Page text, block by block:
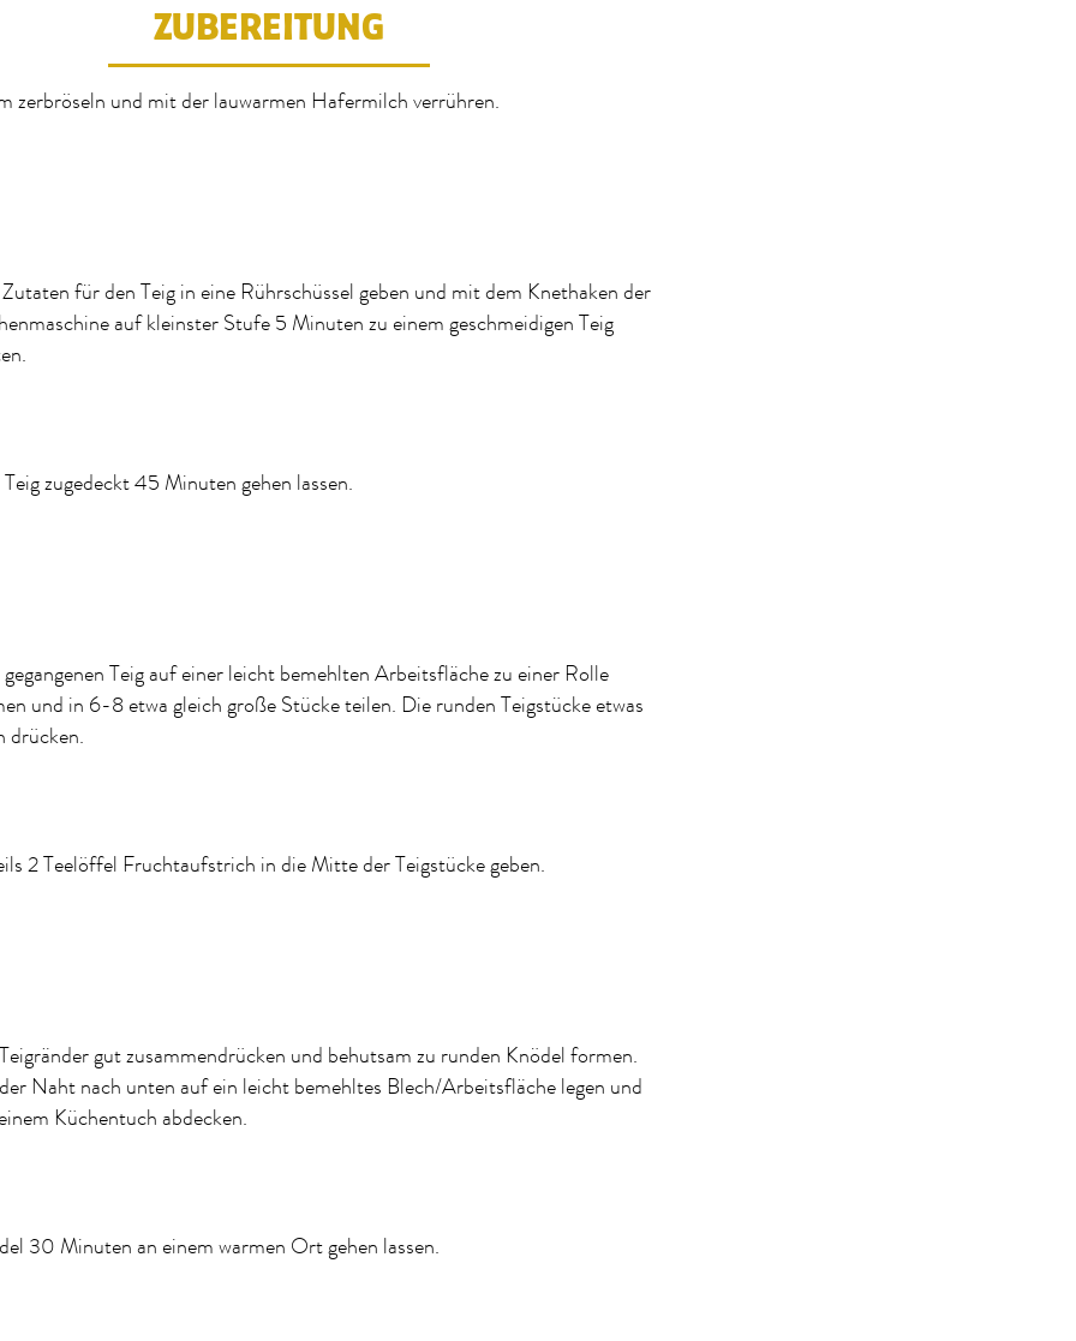
ZUBEREITUNG
zerbröseln und mit der lauwarmen Hafermilch verrühren.
für den Teig in eine Rührschüssel geben und mit dem Knethaken der
auf kleinster Stufe 5 Minuten zu einem geschmeidigen Teig
zugedeckt 45 Minuten gehen lassen.
Teig auf einer leicht bemehlten Arbeitsfläche zu einer Rolle
und in 6-8 etwa gleich große Stücke teilen. Die runden Teigstücke etwas
drücken.
2 Teelöffel Fruchtaufstrich in die Mitte der Teigstücke geben.
gut zusammendrücken und behutsam zu runden Knödel formen.
Naht nach unten auf ein leicht bemehltes Blech/Arbeitsfläche legen und
Küchentuch abdecken.
30 Minuten an einem warmen Ort gehen lassen.